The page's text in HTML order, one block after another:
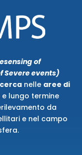
of
Severe events)
nelle aree di
e lungo termine
da
e nel campo